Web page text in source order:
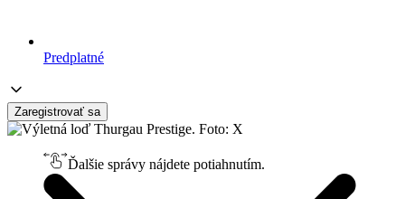
Predplatné
Zaregistrovať sa
Ďalšie správy nájdete potiahnutím.